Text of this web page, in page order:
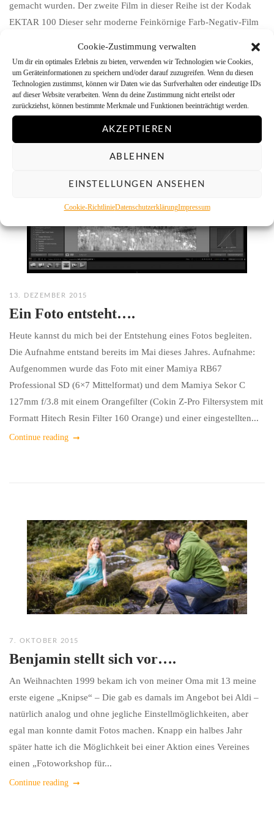
Cookie-Zustimmung verwalten
Um dir ein optimales Erlebnis zu bieten, verwenden wir Technologien wie Cookies,
um Geräteinformationen zu speichern und/oder darauf zuzugreifen. Wenn du diesen
Technologien zustimmst, können wir Daten wie das Surfverhalten oder eindeutige IDs
auf dieser Website verarbeiten. Wenn du deine Zustimmung nicht erteilst oder
zurückziehst, können bestimmte Merkmale und Funktionen beeinträchtigt werden.
AKZEPTIEREN
ABLEHNEN
EINSTELLUNGEN ANSEHEN
Cookie-RichtlinieDatenschutzerklärungImpressum
gemacht wurden. Der zweite Film in dieser Reihe ist der Kodak
EKTAR 100 Dieser sehr moderne Feinkörnige Farb-Negativ-Film
Continue reading
13. DEZEMBER 2015
Ein Foto entsteht….
Heute kannst du mich bei der Entstehung eines Fotos begleiten.
Die Aufnahme entstand bereits im Mai dieses Jahres. Aufnahme:
Aufgenommen wurde das Foto mit einer Mamiya RB67
Professional SD (6×7 Mittelformat) und dem Mamiya Sekor C
127mm f/3.8 mit einem Orangefilter (Cokin Z-Pro Filtersystem mit
Formatt Hitech Resin Filter 160 Orange) und einer eingestellten...
Continue reading
7. OKTOBER 2015
Benjamin stellt sich vor….
An Weihnachten 1999 bekam ich von meiner Oma mit 13 meine
erste eigene „Knipse“ – Die gab es damals im Angebot bei Aldi –
natürlich analog und ohne jegliche Einstellmöglichkeiten, aber
egal man konnte damit Fotos machen. Knapp ein halbes Jahr
später hatte ich die Möglichkeit bei einer Aktion eines Vereines
einen „Fotoworkshop für...
Continue reading